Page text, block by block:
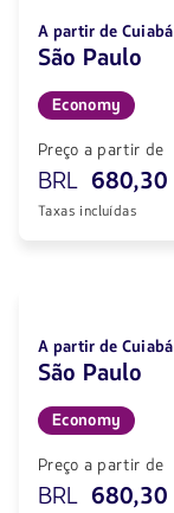
A partir de Cuiabá
São Paulo
Economy
Preço a partir de
BRL 680,30
Taxas incluídas
A partir de Cuiabá
São Paulo
Economy
Preço a partir de
BRL 680,30